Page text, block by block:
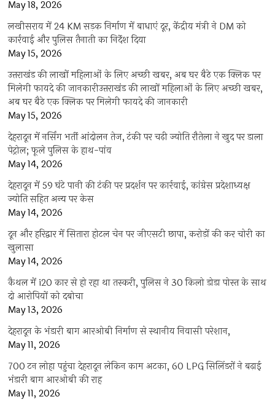
May 18, 2026
लखीसराय में 24 KM सड़क निर्माण में बाधाएं दूर, केंद्रीय मंत्री ने DM को
कार्रवाई और पुलिस तैनाती का निर्देश दिया
May 15, 2026
उत्तराखंड की लाखों महिलाओं के लिए अच्छी खबर, अब घर बैठे एक क्लिक पर
मिलेगी फायदे की जानकारीउत्तराखंड की लाखों महिलाओं के लिए अच्छी खबर,
अब घर बैठे एक क्लिक पर मिलेगी फायदे की जानकारी
May 15, 2026
देहरादून में नर्सिंग भर्ती आंदोलन तेज, टंकी पर चढ़ी ज्योति रौतेला ने खुद पर डाला
पेट्रोल; फूले पुलिस के हाथ-पांव
May 14, 2026
देहरादून में 59 घंटे पानी की टंकी पर प्रदर्शन पर कार्रवाई, कांग्रेस प्रदेशाध्यक्ष
ज्योति सहित अन्य पर केस
May 14, 2026
दून और हरिद्वार में सितारा होटल चेन पर जीएसटी छापा, करोड़ों की कर चोरी का
खुलासा
May 14, 2026
कैथल में i20 कार से हो रहा था तस्करी, पुलिस ने 30 किलो डोडा पोस्त के साथ
दो आरोपियों को दबोचा
May 13, 2026
देहरादून के भंडारी बाग आरओबी निर्माण से स्थानीय निवासी परेशान,
May 11, 2026
700 टन लोहा पहुंचा देहरादून लेकिन काम अटका, 60 LPG सिलिंडरों ने बढ़ाई
भंडारी बाग आरओबी की राह
May 11, 2026